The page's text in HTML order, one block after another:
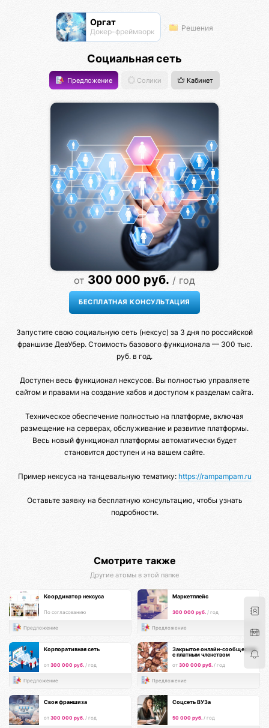
Оргат
Докер-фреймворк Решения
Социальная сеть
Предложение Солики Кабинет
от 300 000 руб. / год
Запустите свою социальную сеть (нексус) за 3 дня по российской
франшизе ДевУбер. Стоимость базового функционала — 300 тыс.
руб. в год.
Доступен весь функционал нексусов. Вы полностью управляете
сайтом и правами на создание хабов и доступом к разделам сайта.
Техническое обеспечение полностью на платформе, включая
размещение на серверах, обслуживание и развитие платформы.
Весь новый функционал платформы автоматически будет
становится доступен и на вашем сайте.
Пример нексуса на танцевальную тематику: https://rampampam.ru
Оставьте заявку на бесплатную консультацию, чтобы узнать
подробности.
Смотрите также
Другие атомы в этой папке
Координатор нексуса
По согласованию
Предложение
Маркетплейс
300 000 руб. / год
Предложение
Корпоративная сеть
от 300 000 руб. / год
Предложение
Закрытое онлайн-сообщество
с платным членством
от 300 000 руб. / год
Предложение
Своя франшиза
от 300 000 руб. / год
Соцсеть ВУЗа
50 000 руб. / год